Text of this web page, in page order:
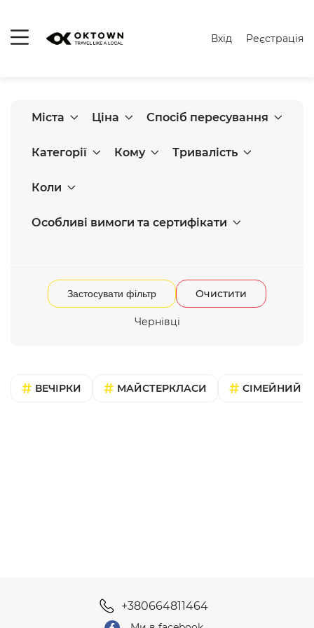
Вхід Реєстрація
Міста Ціна Спосіб пересування
Категорії Кому Тривалість
Коли
Особливі вимоги та сертифікати
Застосувати фільтр Очистити
Чернівці
ВЕЧІРКИ МАЙСТЕРКЛАСИ СІМЕЙНИЙ
+380664811464